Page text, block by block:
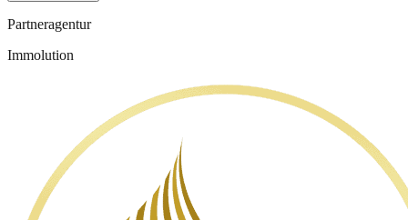
Partneragentur
Immolution